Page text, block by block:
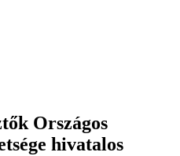
Országos
hivatalos